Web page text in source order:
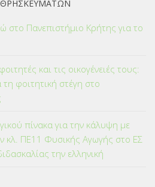
ΘΡΗΣΚΕΥΜΑΤΩΝ
στο Πανεπιστήμιο Κρήτης για το
και τις οικογένειές τους:
φοιτητική στέγη στο
πίνακα για την κάλυψη με
κλ. ΠΕ11 Φυσικής Αγωγής στο ΕΣ
την ελληνική